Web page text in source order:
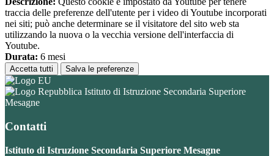
traccia delle preferenze dell'utente per i video di Youtube incorporati
nei siti; può anche determinare se il visitatore del sito web sta
utilizzando la nuova o la vecchia versione dell'interfaccia di
Youtube.
Durata: 6 mesi
Accetta tutti Salva le preferenze
Istituto di Istruzione Secondaria Superiore
Mesagne
Contatti
Istituto di Istruzione Secondaria Superiore Mesagne